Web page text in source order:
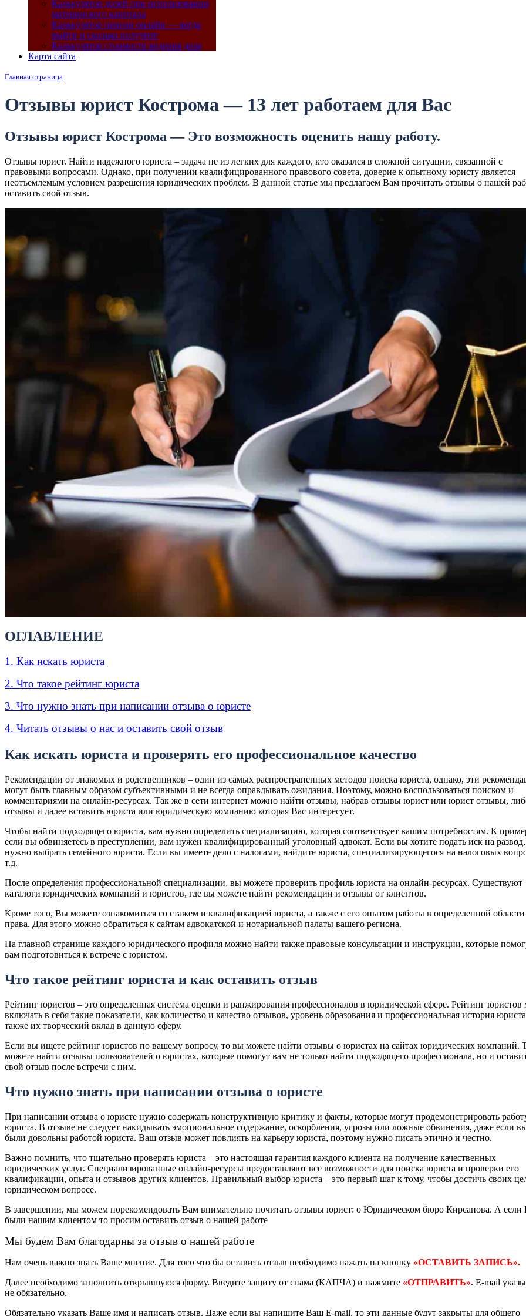
Калькулятор долей при использовании
материнского капитала
Калькулятор пенсии онлайн — когда
выйти и сколько получите
Калькулятор стоимости ведения дела
Карта сайта
Главная страница
Отзывы юрист Кострома — 13 лет работаем для Вас
Отзывы юрист Кострома — Это возможность оценить нашу работу.
Отзывы юрист. Найти надежного юриста – задача не из легких для каждого, кто оказался в сложной ситуации, связанной с
правовыми вопросами. Однако, при получении квалифицированного правового совета, доверие к опытному юристу является
неотъемлемым условием разрешения юридических проблем. В данной статье мы предлагаем Вам прочитать отзывы о нашей
оставить свой отзыв.
ОГЛАВЛЕНИЕ
1. Как искать юриста
2. Что такое рейтинг юриста
3. Что нужно знать при написании отзыва о юристе
4. Читать отзывы о нас и оставить свой отзыв
Как искать юриста и проверять его профессиональное качество
Рекомендации от знакомых и родственников – один из самых распространенных методов поиска юриста, однако, эти
могут быть главным образом субъективными и не всегда оправдывать ожидания. Поэтому, можно воспользоваться поиском и
комментариями на онлайн-ресурсах. Так же в сети интернет можно найти отзывы, набрав отзывы юрист или юрист отзывы,
отзывы и далее вставить юриста или юридическую компанию которая Вас интересует.
Чтобы найти подходящего юриста, вам нужно определить специализацию, которая соответствует вашим потребностям. К
если вы обвиняетесь в преступлении, вам нужен квалифицированный уголовный адвокат. Если вы хотите подать иск на
нужно выбрать семейного юриста. Если вы имеете дело с налогами, найдите юриста, специализирующегося на налоговых
т.д.
После определения профессиональной специализации, вы можете проверить профиль юриста на онлайн-ресурсах. Существуют
каталоги юридических компаний и юристов, где вы можете найти рекомендации и отзывы от клиентов.
Кроме того, Вы можете ознакомиться со стажем и квалификацией юриста, а также с его опытом работы в определенной области
права. Для этого можно обратиться к сайтам адвокатской и нотариальной палаты вашего региона.
На главной странице каждого юридического профиля можно найти также правовые консультации и инструкции, которые
вам подготовиться к встрече с юристом.
Что такое рейтинг юриста и как оставить отзыв
Рейтинг юристов – это определенная система оценки и ранжирования профессионалов в юридической сфере. Рейтинг юристов
включать в себя такие показатели, как количество и качество отзывов, уровень образования и профессиональная история
также их творческий вклад в данную сферу.
Если вы ищете рейтинг юристов по вашему вопросу, то вы можете найти отзывы о юристах на сайтах юридических компаний.
можете найти отзывы пользователей о юристах, которые помогут вам не только найти подходящего профессионала, но и
свой отзыв после встречи с ним.
Что нужно знать при написании отзыва о юристе
При написании отзыва о юристе нужно содержать конструктивную критику и факты, которые могут продемонстрировать
юриста. В отзыве не следует накидывать эмоциональное содержание, оскорбления, угрозы или ложные обвинения, даже если
были довольны работой юриста. Ваш отзыв может повлиять на карьеру юриста, поэтому нужно писать этично и честно.
Важно помнить, что тщательно проверять юриста – это настоящая гарантия каждого клиента на получение качественных
юридических услуг. Специализированные онлайн-ресурсы предоставляют все возможности для поиска юриста и проверки его
квалификации, опыта и отзывов других клиентов. Правильный выбор юриста – это первый шаг к тому, чтобы достичь своих
юридическом вопросе.
В завершении, мы можем порекомендовать Вам внимательно почитать отзывы юрист: о Юридическом бюро Кирсанова. А
были нашим клиентом то просим оставить отзыв о нашей работе
Мы будем Вам благодарны за отзыв о нашей работе
Нам очень важно знать Ваше мнение. Для того что бы оставить отзыв необходимо нажать на кнопку «ОСТАВИТЬ ЗАПИСЬ».
Далее необходимо заполнить открывшуюся форму. Введите защиту от спама (КАПЧА) и нажмите «ОТПРАВИТЬ». E-mail
не обязательно.
Обязательно указать Ваше имя и написать отзыв. Даже если вы напишите Ваш E-mail, то эти данные будут закрыты для общего